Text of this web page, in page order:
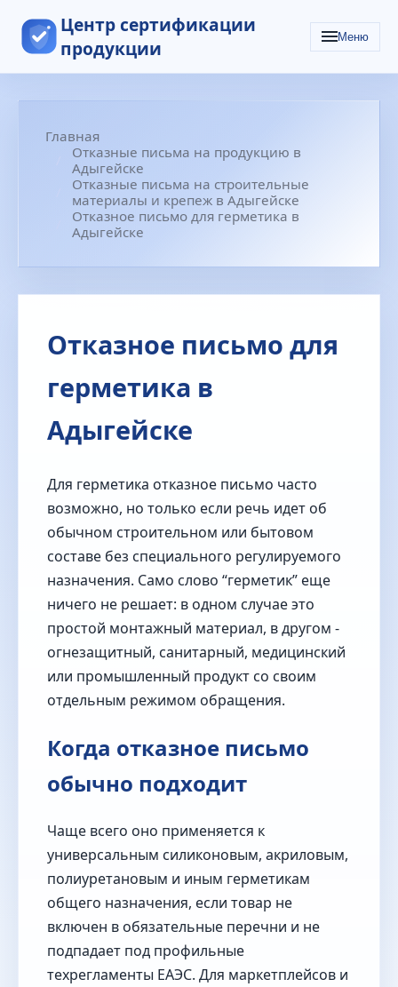
Центр сертификации
продукции
Меню
Главная
Отказные письма на продукцию в
Адыгейске
Отказные письма на строительные
материалы и крепеж в Адыгейске
Отказное письмо для герметика в
Адыгейске
Отказное письмо для
герметика в
Адыгейске
Для герметика отказное письмо часто
возможно, но только если речь идет об
обычном строительном или бытовом
составе без специального регулируемого
назначения. Само слово “герметик” еще
ничего не решает: в одном случае это
простой монтажный материал, в другом -
огнезащитный, санитарный, медицинский
или промышленный продукт со своим
отдельным режимом обращения.
Когда отказное письмо
обычно подходит
Чаще всего оно применяется к
универсальным силиконовым, акриловым,
полиуретановым и иным герметикам
общего назначения, если товар не
включен в обязательные перечни и не
подпадает под профильные
техрегламенты ЕАЭС. Для маркетплейсов и